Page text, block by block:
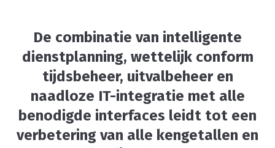
De combinatie van intelligente
dienstplanning, wettelijk conform
tijdsbeheer, uitvalbeheer en
naadloze IT-integratie met alle
benodigde interfaces leidt tot een
verbetering van alle kengetallen en